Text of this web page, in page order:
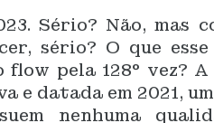
Sério? Não, mas
sério? O que
flow pela 128° vez?
e datada em 2021,
nenhuma